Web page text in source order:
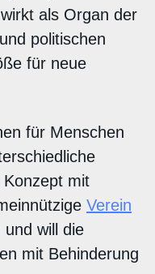
als Organ der
politischen
für neue
für Menschen
mit
Verein
will die
mit Behinderung